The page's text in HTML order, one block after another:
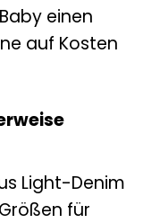
einen
auf Kosten
Light-Denim
für